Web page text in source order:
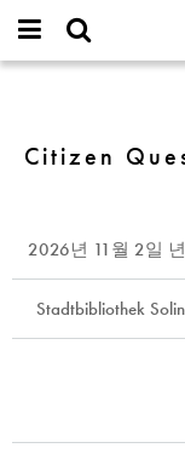
IMAGINARY
open
username
밀@
tour
Solingen
Citizen
2026년 11월 2일
Stadtbibliothek